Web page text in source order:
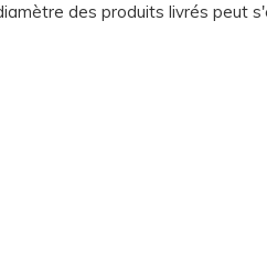
des produits livrés peut